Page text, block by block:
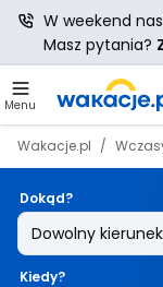
Menu
Wakacje.pl
Dokąd?
Kiedy?
W weekend
Masz pytania?